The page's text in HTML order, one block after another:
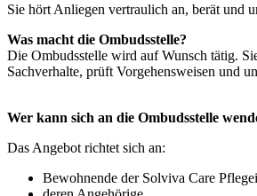
Sie hört Anliegen vertraulich an, berät und
Was macht die Ombudsstelle?
Die Ombudsstelle wird auf Wunsch tätig.
Sachverhalte, prüft Vorgehensweisen und
Wer kann sich an die Ombudsstelle
Das Angebot richtet sich an:
Bewohnende der Solviva Care